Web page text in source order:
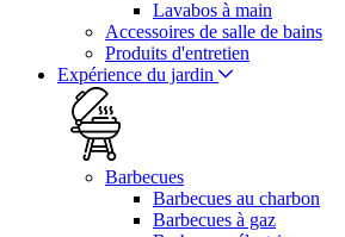
Lavabos à main
Accessoires de salle de bains
Produits d'entretien
Expérience du jardin
Barbecues
Barbecues au charbon
Barbecues à gaz